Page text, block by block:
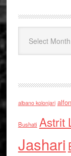
albano kolonjari
Bushati Astrit
Jashari